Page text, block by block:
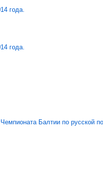
года.
года.
Балтии по русской